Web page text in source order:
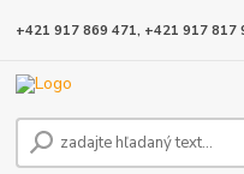
+421 917 869 471, +421 917 817